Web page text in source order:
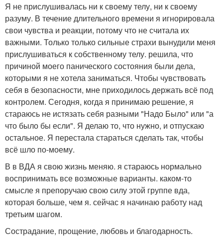
Я не прислушивалась ни к своему телу, ни к своему
разуму. В течение длительного времени я игнорировала
свои чувства и реакции, потому что не считала их
важными. Только только сильные страхи вынудили меня
прислушиваться к собственному телу. решила, что
причиной моего панического состояния были дела,
которыми я не хотела заниматься. Чтобы чувствовать
себя в безопасности, мне приходилось держать всё под
контролем. Сегодня, когда я принимаю решение, я
стараюсь не истязать себя разными "Надо Было" или "а
что было бы если". Я делаю то, что нужно, и отпускаю
остальное. Я перестала стараться сделать так, чтобы
всё шло по-моему.
В в ВДА я свою жизнь меняю. я стараюсь нормально
воспринимать все возможные варианты. каком-то
смысле я препоручаю свою силу этой группе вда,
которая больше, чем я. сейчас я начинаю работу над
третьим шагом.
Сострадание, прощение, любовь и благодарность.